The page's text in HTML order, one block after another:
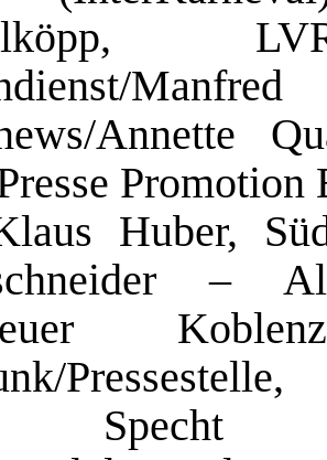
Annette
Huber,
–
Specht